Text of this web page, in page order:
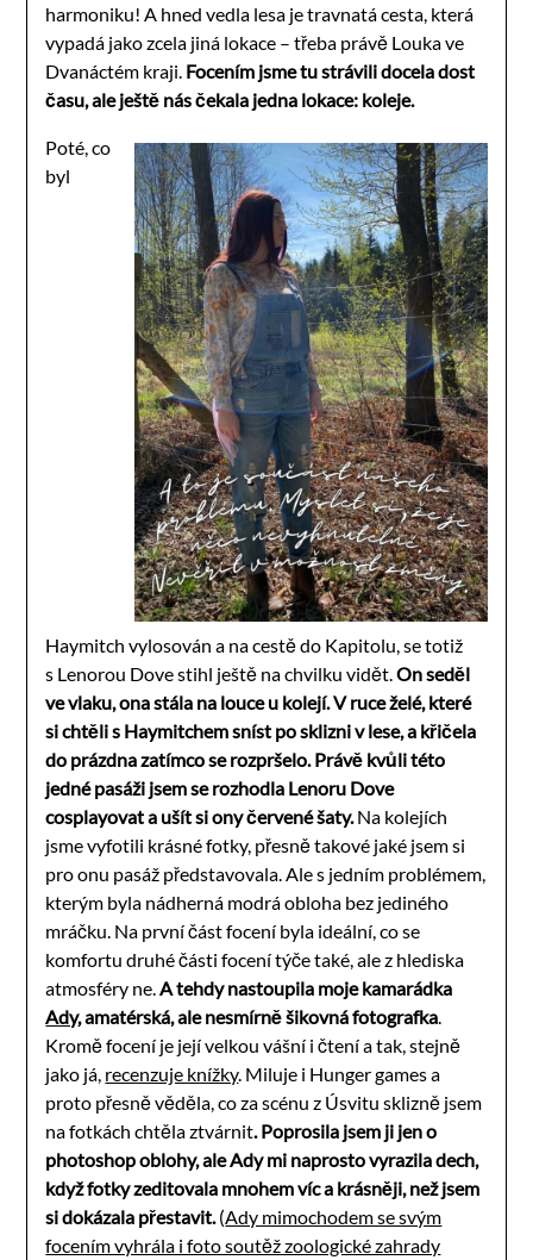
harmoniku! A hned vedla lesa je travnatá cesta, která
vypadá jako zcela jiná lokace – třeba právě Louka ve
Dvanáctém kraji. Focením jsme tu strávili docela dost
času, ale ještě nás čekala jedna lokace: koleje.
Poté, co
byl
Haymitch vylosován a na cestě do Kapitolu, se totiž
s Lenorou Dove stihl ještě na chvilku vidět.On seděl
ve vlaku, ona stála na louce u kolejí. V ruce želé, které
si chtěli s Haymitchem sníst po sklizni v lese, a křičela
do prázdna zatímco se rozpršelo. Právě kvůli této
jedné pasáži jsem se rozhodla Lenoru Dove
cosplayovat a ušít si ony červené šaty. Na kolejích
jsme vyfotili krásné fotky, přesně takové jaké jsem si
pro onu pasáž představovala. Ale s jedním problémem,
kterým byla nádherná modrá obloha bez jediného
mráčku. Na první část focení byla ideální, co se
komfortu druhé části focení týče také, ale z hlediska
atmosféry ne. A tehdy nastoupila moje kamarádka
Ady, amatérská, ale nesmírně šikovná fotografka
Kromě focení je její velkou vášní i čtení a tak, stejně
jako já, recenzuje knížky. Miluje i Hunger games a
proto přesně věděla, co za scénu z Úsvitu sklizně jsem
na fotkách chtěla ztvárnit. Poprosila jsem ji jen o
photoshop oblohy, ale Ady mi naprosto vyrazila dech,
když fotky zeditovala mnohem víc a krásněji, než jsem
si dokázala přestavit. (Ady mimochodem se svým
focením vyhrála i foto soutěž zoologické zahrady